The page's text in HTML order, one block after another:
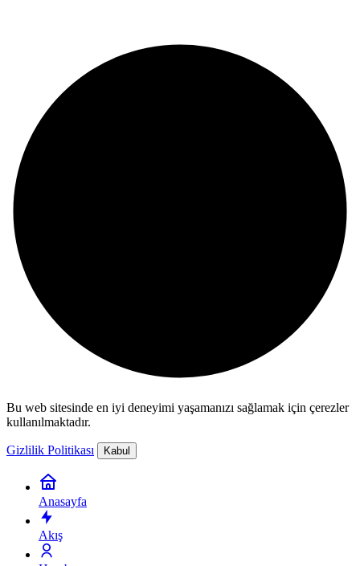
Bu web sitesinde en iyi deneyimi yaşamanızı sağlamak için çerezler
kullanılmaktadır.
Gizlilik Politikası Kabul
Anasayfa
Akış